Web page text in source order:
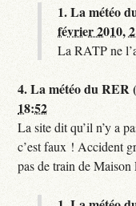
1.La météo
février 2010,
La RATP ne
4.La météo du RER
18:52
La site dit qu’il n’y a
c’est faux ! Accident
pas de train de